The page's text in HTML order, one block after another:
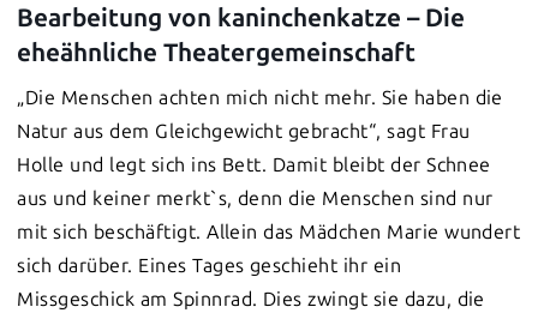
Bearbeitung von kaninchenkatze – Die
eheähnliche Theatergemeinschaft
„Die Menschen achten mich nicht mehr. Sie haben die
Natur aus dem Gleichgewicht gebracht“, sagt Frau
Holle und legt sich ins Bett. Damit bleibt der Schnee
aus und keiner merkt`s, denn die Menschen sind nur
mit sich beschäftigt. Allein das Mädchen Marie wundert
sich darüber. Eines Tages geschieht ihr ein
Missgeschick am Spinnrad. Dies zwingt sie dazu, die